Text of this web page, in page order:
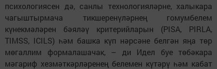
психологиясен дә, санлы технологияләрне, халыкара
чагыштырмача тикшеренүләрнең гомумбелем
күнекмәләрен бәя­ләү критерийларын (PISA, PIRLA,
TIMSS, ICILS) һәм башка күп нәр­сәне белгән яңа төр
мөгаллим формалашачак, – ди Идел буе төбәкара
мәгариф хезмәткәрлә­ренең белемен күтәрү һәм кабат